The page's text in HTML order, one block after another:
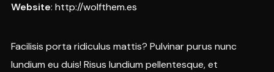
Website: http://wolfthem.es
Facilisis porta ridiculus mattis? Pulvinar purus nunc
lundium eu duis! Risus lundium pellentesque, et